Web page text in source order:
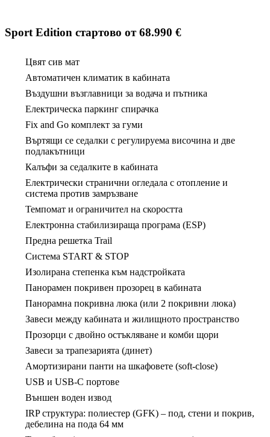
Sport Edition стартово от 68.990 €
Цвят сив мат
Автоматичен климатик в кабината
Въздушни възглавници за водача и пътника
Електрическа паркинг спирачка
Fix and Go комплект за гуми
Въртящи се седалки с регулируема височина и две
подлакътници
Калъфи за седалките в кабината
Електрически странични огледала с отопление и
система против замръзване
Темпомат и ограничител на скоростта
Електронна стабилизираща програма (ESP)
Предна решетка Trail
Система START & STOP
Изолирана степенка към надстройката
Панорамен покривен прозорец в кабината
Панорамна покривна люка (или 2 покривни люка)
Завеси между кабината и жилищното пространство
Прозорци с двойно остъкляване и комби щори
Завеси за трапезарията (динет)
Амортизирани панти на шкафовете (soft-close)
USB и USB-C портове
Външен воден извод
IRP структура: полиестер (GFK) – под, стени и покрив,
дебелина на пода 64 мм